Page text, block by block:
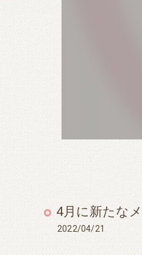
4月に新たな
2022/04/21